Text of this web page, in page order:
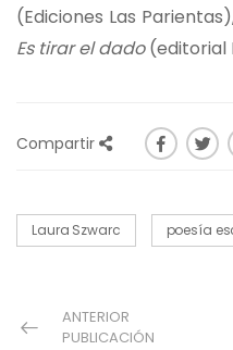
(Ediciones Las
Es tirar el dado(editorial
Compartir
Laura Szwarc poesía
ANTERIOR
PUBLICACIÓN